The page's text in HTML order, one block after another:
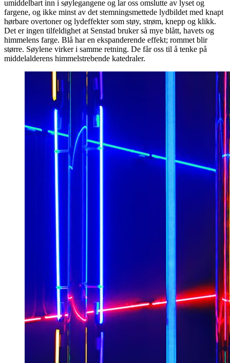
umiddelbart inn i søylegangene og lar oss omslutte av lyset og
fargene, og ikke minst av det stemningsmettede lydbildet med knapt
hørbare overtoner og lydeffekter som støy, strøm, knepp og klikk.
Det er ingen tilfeldighet at Senstad bruker så mye blått, havets og
himmelens farge. Blå har en ekspanderende effekt; rommet blir
større. Søylene virker i samme retning. De får oss til å tenke på
middelalderens himmelstrebende katedraler.